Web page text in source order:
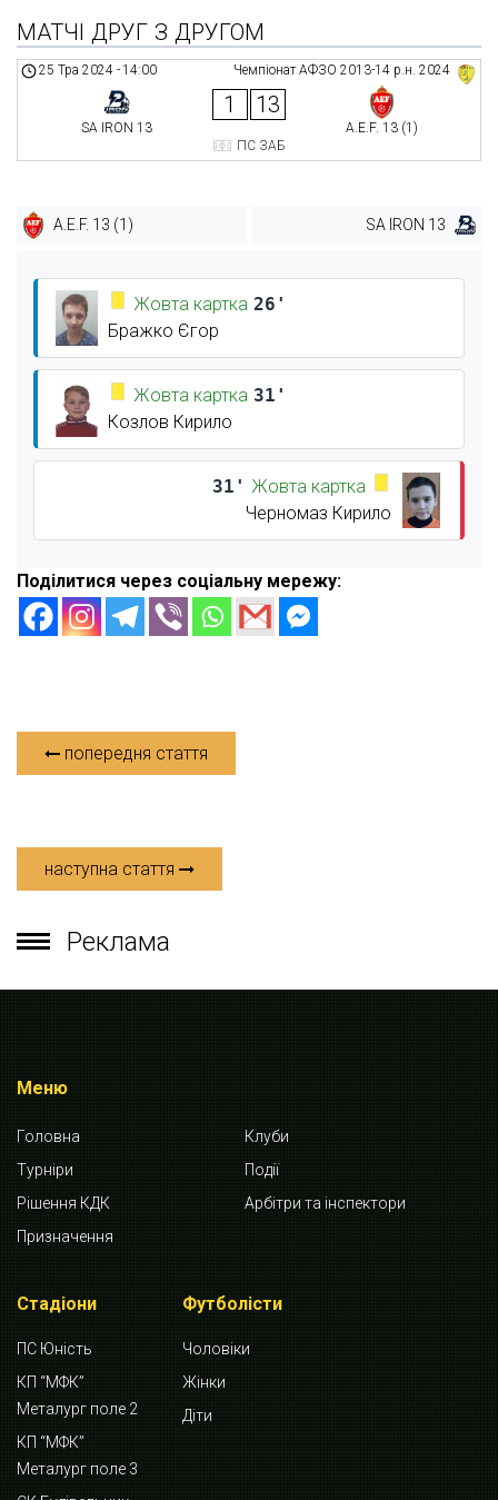
МАТЧІ ДРУГ З ДРУГОМ
Чемпіонат АФЗО 2013-14 р.н. 2024
25 Тра 2024 -14:00
SA IRON 13
1 13
A.E.F. 13 (1)
ПС ЗАБ
A.E.F. 13 (1) SA IRON 13
Жовта картка 26'
Бражко Єгор
Жовта картка 31'
Козлов Кирило
31' Жовта картка
Черномаз Кирило
Поділитися через соціальну мережу:
попередня стаття
наступна стаття
Реклама
Меню
Головна
Клуби
Турніри
Події
Рішення КДК
Арбітри та інспектори
Призначення
Стадіони
ПС Юність
КП “МФК”
Металург поле 2
КП “МФК”
Металург поле 3
Футболісти
Чоловіки
Жінки
Діти